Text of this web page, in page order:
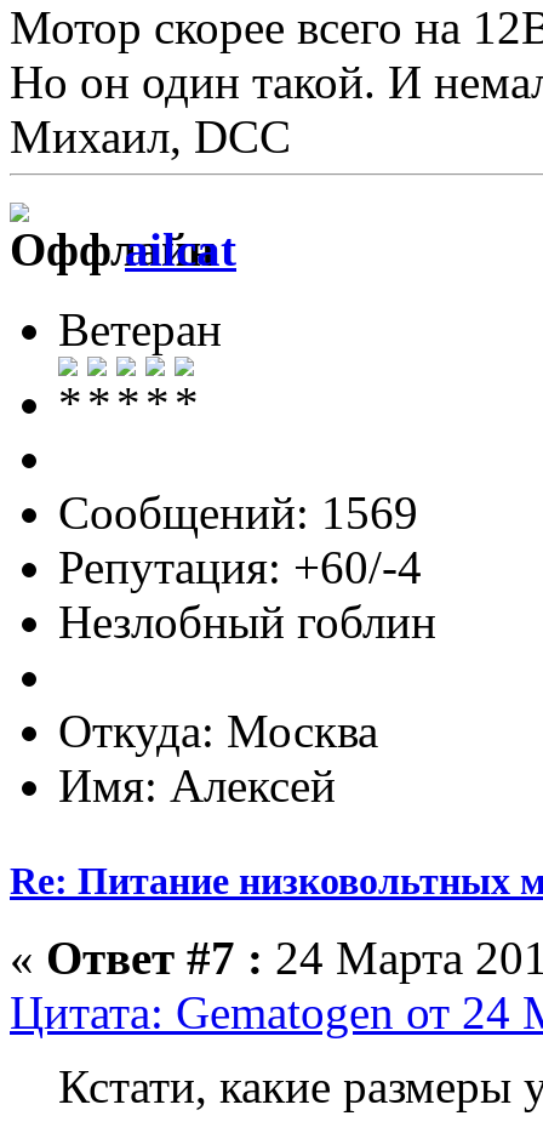
Мотор скорее всего на
Но он один такой. И
Михаил, DCC
ailcat
Ветеран
Сообщений: 1569
Репутация: +60/-4
Незлобный гоблин
Откуда: Москва
Имя: Алексей
Re: Питание низковольтных
« Ответ #7 : 24 Марта
Цитата: Gematogen от
Кстати, какие размеры